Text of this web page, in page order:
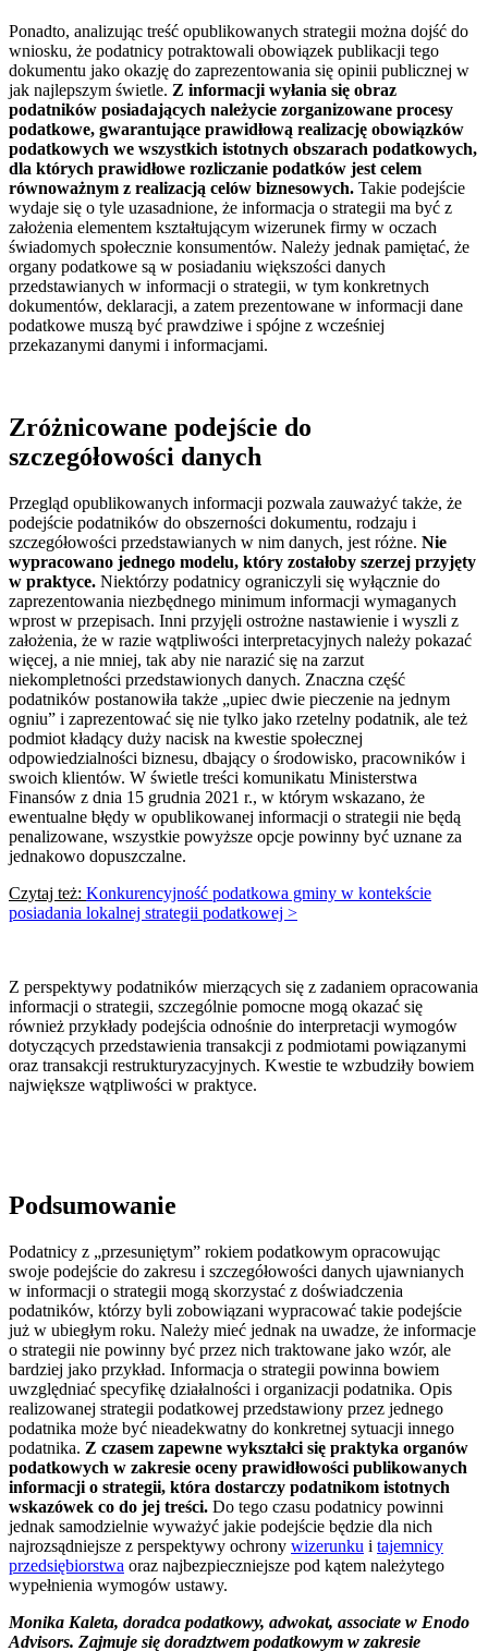
Ponadto, analizując treść opublikowanych strategii można dojść do
wniosku, że podatnicy potraktowali obowiązek publikacji tego
dokumentu jako okazję do zaprezentowania się opinii publicznej w
jak najlepszym świetle. Z informacji wyłania się obraz
podatników posiadających należycie zorganizowane procesy
podatkowe, gwarantujące prawidłową realizację obowiązków
podatkowych we wszystkich istotnych obszarach podatkowych,
dla których prawidłowe rozliczanie podatków jest celem
równoważnym z realizacją celów biznesowych. Takie podejście
wydaje się o tyle uzasadnione, że informacja o strategii ma być z
założenia elementem kształtującym wizerunek firmy w oczach
świadomych społecznie konsumentów. Należy jednak pamiętać, że
organy podatkowe są w posiadaniu większości danych
przedstawianych w informacji o strategii, w tym konkretnych
dokumentów, deklaracji, a zatem prezentowane w informacji dane
podatkowe muszą być prawdziwe i spójne z wcześniej
przekazanymi danymi i informacjami.
Zróżnicowane podejście do
szczegółowości danych
Przegląd opublikowanych informacji pozwala zauważyć także, że
podejście podatników do obszerności dokumentu, rodzaju i
szczegółowości przedstawianych w nim danych, jest różne. Nie
wypracowano jednego modelu, który zostałoby szerzej przyjęty
w praktyce. Niektórzy podatnicy ograniczyli się wyłącznie do
zaprezentowania niezbędnego minimum informacji wymaganych
wprost w przepisach. Inni przyjęli ostrożne nastawienie i wyszli z
założenia, że w razie wątpliwości interpretacyjnych należy pokazać
więcej, a nie mniej, tak aby nie narazić się na zarzut
niekompletności przedstawionych danych. Znaczna część
podatników postanowiła także „upiec dwie pieczenie na jednym
ogniu” i zaprezentować się nie tylko jako rzetelny podatnik, ale też
podmiot kładący duży nacisk na kwestie społecznej
odpowiedzialności biznesu, dbający o środowisko, pracowników i
swoich klientów. W świetle treści komunikatu Ministerstwa
Finansów z dnia 15 grudnia 2021 r., w którym wskazano, że
ewentualne błędy w opublikowanej informacji o strategii nie będą
penalizowane, wszystkie powyższe opcje powinny być uznane za
jednakowo dopuszczalne.
Czytaj też: Konkurencyjność podatkowa gminy w kontekście
posiadania lokalnej strategii podatkowej >
Z perspektywy podatników mierzących się z zadaniem opracowania
informacji o strategii, szczególnie pomocne mogą okazać się
również przykłady podejścia odnośnie do interpretacji wymogów
dotyczących przedstawienia transakcji z podmiotami powiązanymi
oraz transakcji restrukturyzacyjnych. Kwestie te wzbudziły bowiem
największe wątpliwości w praktyce.
Podsumowanie
Podatnicy z „przesuniętym” rokiem podatkowym opracowując
swoje podejście do zakresu i szczegółowości danych ujawnianych
w informacji o strategii mogą skorzystać z doświadczenia
podatników, którzy byli zobowiązani wypracować takie podejście
już w ubiegłym roku. Należy mieć jednak na uwadze, że informacje
o strategii nie powinny być przez nich traktowane jako wzór, ale
bardziej jako przykład. Informacja o strategii powinna bowiem
uwzględniać specyfikę działalności i organizacji podatnika. Opis
realizowanej strategii podatkowej przedstawiony przez jednego
podatnika może być nieadekwatny do konkretnej sytuacji innego
podatnika. Z czasem zapewne wykształci się praktyka organów
podatkowych w zakresie oceny prawidłowości publikowanych
informacji o strategii, która dostarczy podatnikom istotnych
wskazówek co do jej treści. Do tego czasu podatnicy powinni
jednak samodzielnie wyważyć jakie podejście będzie dla nich
najrozsądniejsze z perspektywy ochrony wizerunku i tajemnicy
przedsiębiorstwa oraz najbezpieczniejsze pod kątem należytego
wypełnienia wymogów ustawy.
Monika Kaleta, doradca podatkowy, adwokat, associate w Enodo
Advisors. Zajmuje się doradztwem podatkowym w zakresie